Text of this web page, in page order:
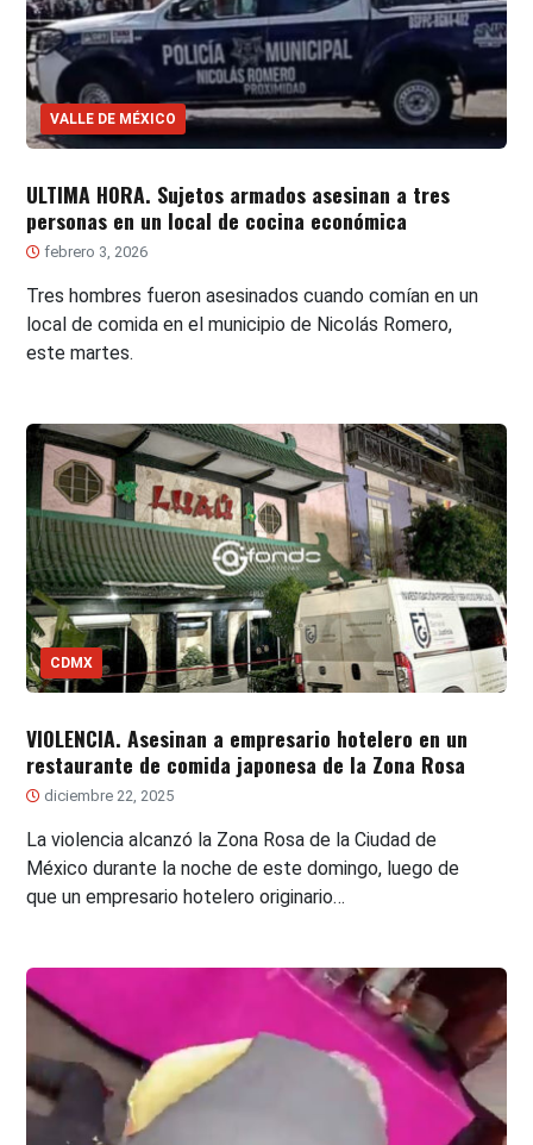
VALLE DE MÉXICO
ULTIMA HORA. Sujetos armados asesinan a tres
personas en un local de cocina económica
febrero 3, 2026
Tres hombres fueron asesinados cuando comían en un
local de comida en el municipio de Nicolás Romero,
este martes.
CDMX
VIOLENCIA. Asesinan a empresario hotelero en un
restaurante de comida japonesa de la Zona Rosa
diciembre 22, 2025
La violencia alcanzó la Zona Rosa de la Ciudad de
México durante la noche de este domingo, luego de
que un empresario hotelero originario…